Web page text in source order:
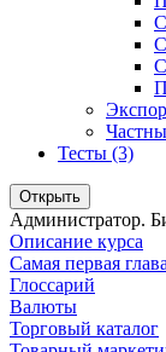
Тесты (3)
Открыть
Администратор.
Описание курса
Самая первая глава
Глоссарий
Валюты
Торговый каталог